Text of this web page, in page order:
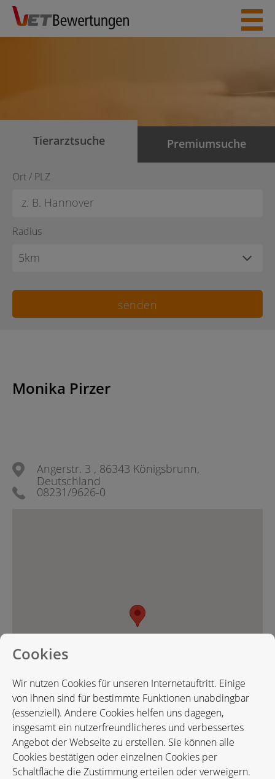
Skip
content
Tierarztsuche Premiumsuche
Ort / PLZ
Radius
Monika Pirzer
Angerstr. 3 , 86343 Königsbrunn,
Deutschland
08231/9626-0
Karte in Google Maps öffnen
Cookies
Wir nutzen Cookies für unseren Internetauftritt. Einige
von ihnen sind für bestimmte Funktionen unabdingbar
(essenziell). Andere Cookies helfen uns dagegen,
insgesamt ein nutzerfreundlicheres und verbessertes
Angebot der Webseite zu erstellen. Sie können alle
Cookies bestätigen oder einzelnen Cookies per
Schaltfläche die Zustimmung erteilen oder verweigern.